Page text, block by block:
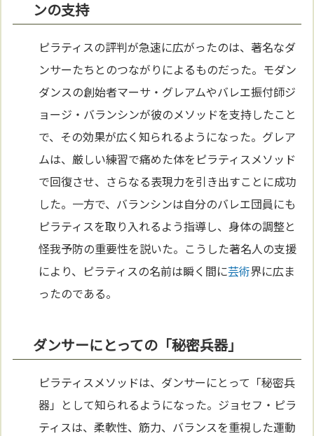
ンの支持
ピラティスの評判が急速に広がったのは、著名なダ
ンサーたちとのつながりによるものだった。モダン
ダンスの創始者マーサ・グレアムやバレエ振付師ジ
ョージ・バランシンが彼のメソッドを支持したこと
で、その効果が広く知られるようになった。グレア
ムは、厳しい練習で痛めた体をピラティスメソッド
で回復させ、さらなる表現力を引き出すことに成功
した。一方で、バランシンは自分のバレエ団員にも
ピラティスを取り入れるよう指導し、身体の調整と
怪我予防の重要性を説いた。こうした著名人の支援
により、ピラティスの名前は瞬く間に芸術界に広ま
ったのである。
ダンサーにとっての「秘密兵器」
ピラティスメソッドは、ダンサーにとって「秘密兵
器」として知られるようになった。ジョセフ・ピラ
ティスは、柔軟性、筋力、バランスを重視した運動